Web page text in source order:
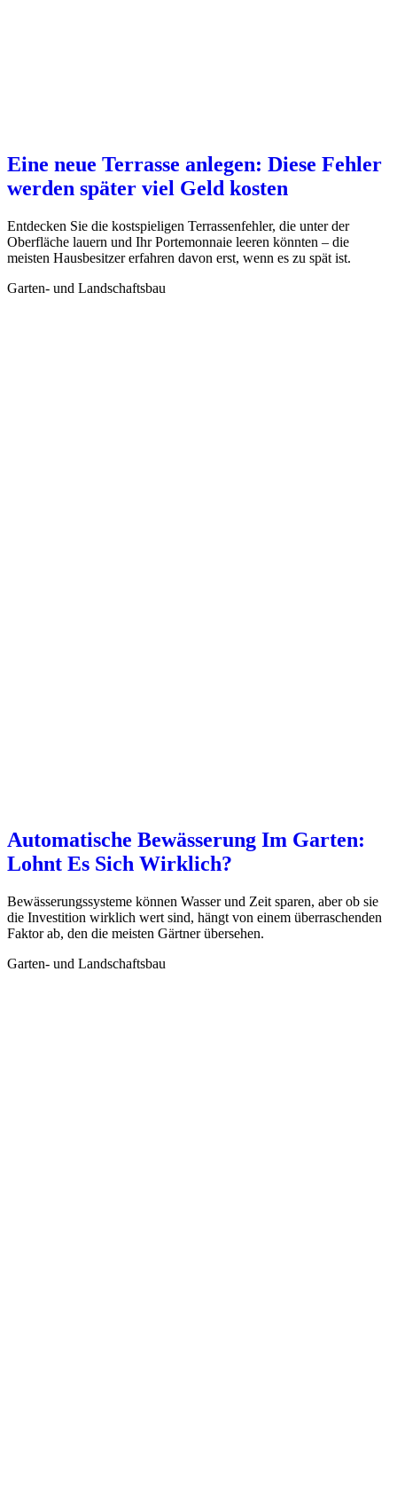
Eine neue Terrasse anlegen: Diese Fehler
werden später viel Geld kosten
Entdecken Sie die kostspieligen Terrassenfehler, die unter der
Oberfläche lauern und Ihr Portemonnaie leeren könnten – die
meisten Hausbesitzer erfahren davon erst, wenn es zu spät ist.
Garten- und Landschaftsbau
Automatische Bewässerung Im Garten:
Lohnt Es Sich Wirklich?
Bewässerungssysteme können Wasser und Zeit sparen, aber ob sie
die Investition wirklich wert sind, hängt von einem überraschenden
Faktor ab, den die meisten Gärtner übersehen.
Garten- und Landschaftsbau